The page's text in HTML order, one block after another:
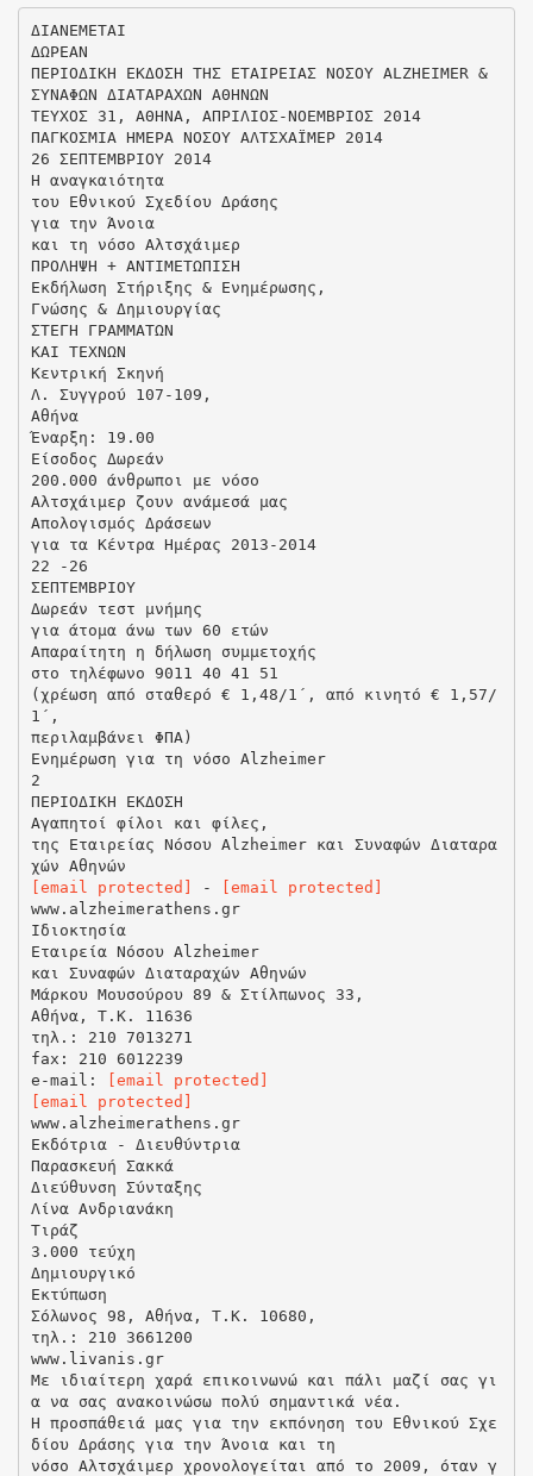
ΔΙΑΝΕΜΕΤΑΙ
ΔΩΡΕΑΝ
ΠΕΡΙΟΔΙΚΗ ΕΚΔΟΣΗ ΤΗΣ ΕΤΑΙΡΕΙΑΣ ΝΟΣΟΥ ΑLZHEIMER &
ΣΥΝΑΦΩΝ ΔΙΑΤΑΡΑΧΩΝ ΑΘΗΝΩΝ
ΤΕΥΧΟΣ 31, ΑΘΗΝΑ, ΑΠΡΙΛΙΟΣ-ΝΟΕΜΒΡΙΟΣ 2014
ΠΑΓΚΟΣΜΙΑ ΗΜΕΡΑ ΝΟΣΟΥ ΑΛΤΣΧΑΪΜΕΡ 2014
26 ΣΕΠΤΕΜΒΡΙΟΥ 2014
Η αναγκαιότητα
του Εθνικού Σχεδίου Δράσης
για την Άνοια
και τη νόσο Αλτσχάιμερ
ΠΡΟΛΗΨΗ + ΑΝΤΙΜΕΤΩΠΙΣΗ
Εκδήλωση Στήριξης & Ενημέρωσης,
Γνώσης & Δημιουργίας
ΣΤΕΓΗ ΓΡΑΜΜΑΤΩΝ
ΚΑΙ ΤΕΧΝΩΝ
Κεντρική Σκηνή
Λ. Συγγρού 107-109,
Αθήνα
Έναρξη: 19.00
Είσοδος Δωρεάν
200.000 άνθρωποι με νόσο
Αλτσχάιμερ ζουν ανάμεσά μας
Απολογισμός Δράσεων
για τα Κέντρα Ημέρας 2013-2014
22 -26
ΣΕΠΤΕΜΒΡΙΟΥ
Δωρεάν τεστ μνήμης
για άτομα άνω των 60 ετών
Απαραίτητη η δήλωση συμμετοχής
στο τηλέφωνο 9011 40 41 51
(χρέωση από σταθερό € 1,48/1΄, από κινητό € 1,57/
1΄,
περιλαμβάνει ΦΠΑ)
Ενημέρωση για τη νόσο Αlzheimer
2
ΠΕΡΙΟΔΙΚΗ ΕΚΔΟΣΗ
Αγαπητοί φίλοι και φίλες,
της Εταιρείας Νόσου Alzheimer και Συναφών Διαταρα
[email protected]
-
[email protected]
www.alzheimerathens.gr
Ιδιοκτησία
Εταιρεία Νόσου Alzheimer
και Συναφών Διαταραχών Αθηνών
Μάρκου Μουσούρου 89 & Στίλπωνος 33,
Αθήνα, Τ.Κ. 11636
τηλ.: 210 7013271
fax: 210 6012239
e-mail:
[email protected]
[email protected]
www.alzheimerathens.gr
Eκδότρια - Διευθύντρια
Παρασκευή Σακκά
Διεύθυνση Σύνταξης
Λίνα Ανδριανάκη
Τιράζ
3.000 τεύχη
Δημιουργικό
Εκτύπωση
Σόλωνος 98, Αθήνα, Τ.Κ. 10680,
τηλ.: 210 3661200
www.livanis.gr
Με ιδιαίτερη χαρά επικοινωνώ και πάλι μαζί σας γι
α να σας ανακοινώσω πολύ σημαντικά νέα.
Η προσπάθειά μας για την εκπόνηση του Εθνικού Σχε
δίου Δράσης για την Άνοια και τη
νόσο Αλτσχάιμερ χρονολογείται από το 2009, όταν γ